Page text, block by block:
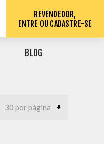
REVENDEDOR,
ENTRE OU CADASTRE-SE
BLOG